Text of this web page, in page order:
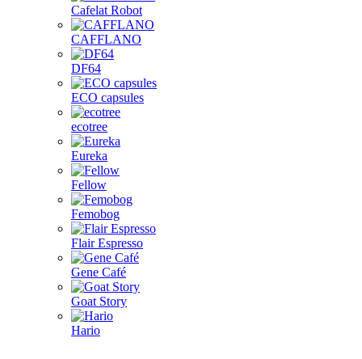
Cafelat Robot
CAFFLANO
DF64
ECO capsules
ecotree
Eureka
Fellow
Femobog
Flair Espresso
Gene Café
Goat Story
Hario